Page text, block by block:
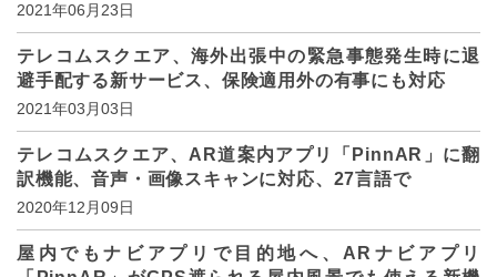
2021年06月23日
テレコムスクエア、海外出張中の緊急事態発生時に退
避手配する新サービス、保険適用外の有事にも対応
2021年03月03日
テレコムスクエア、AR道案内アプリ「PinnAR」に翻
訳機能、音声・画像スキャンに対応、27言語で
2020年12月09日
屋内でもナビアプリで目的地へ、ARナビアプリ